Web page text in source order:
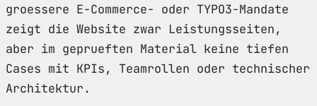
groessere E-Commerce- oder TYPO3-Mandate
zeigt die Website zwar Leistungsseiten,
aber im geprueften Material keine tiefen
Cases mit KPIs, Teamrollen oder technischer
Architektur.